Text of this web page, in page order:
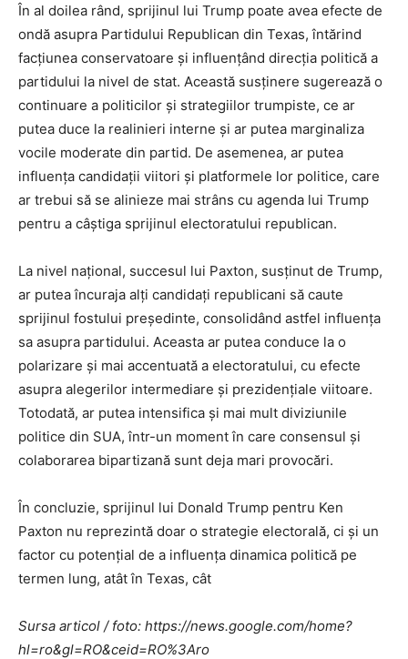
În al doilea rând, sprijinul lui Trump poate avea efecte de
ondă asupra Partidului Republican din Texas, întărind
facțiunea conservatoare și influențând direcția politică a
partidului la nivel de stat. Această susținere sugerează o
continuare a politicilor și strategiilor trumpiste, ce ar
putea duce la realinieri interne și ar putea marginaliza
vocile moderate din partid. De asemenea, ar putea
influența candidații viitori și platformele lor politice, care
ar trebui să se alinieze mai strâns cu agenda lui Trump
pentru a câștiga sprijinul electoratului republican.
La nivel național, succesul lui Paxton, susținut de Trump,
ar putea încuraja alți candidați republicani să caute
sprijinul fostului președinte, consolidând astfel influența
sa asupra partidului. Aceasta ar putea conduce la o
polarizare și mai accentuată a electoratului, cu efecte
asupra alegerilor intermediare și prezidențiale viitoare.
Totodată, ar putea intensifica și mai mult diviziunile
politice din SUA, într-un moment în care consensul și
colaborarea bipartizană sunt deja mari provocări.
În concluzie, sprijinul lui Donald Trump pentru Ken
Paxton nu reprezintă doar o strategie electorală, ci și un
factor cu potențial de a influența dinamica politică pe
termen lung, atât în Texas, cât
Sursa articol / foto: https://news.google.com/home?
hl=ro&gl=RO&ceid=RO%3Aro